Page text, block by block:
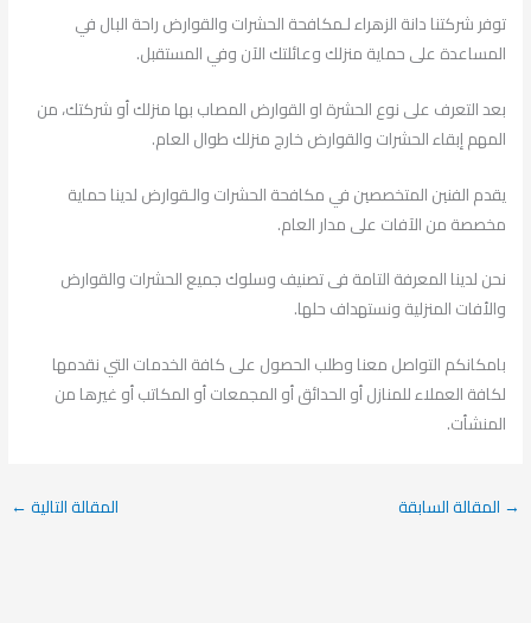
توفر شركتنا دانة الزهراء لـمكافحة الحشرات والقوارض راحة البال في
المساعدة على حماية منزلك وعائلتك الآن وفي المستقبل.
بعد التعرف على نوع الحشرة او القوارض المصاب بها منزلك أو شركتك، من
المهم إبقاء الحشرات والقوارض خارج منزلك طوال العام.
يقدم الفنين المتخصصين في مكافحة الحشرات والـقوارض لدينا حماية
مخصصة من الآفات على مدار العام.
نحن لدينا المعرفة التامة فى تصنيف وسلوك جميع الحشرات والقوارض
والأفات المنزلية ونستهداف حلها.
بامكانكم التواصل معنا وطلب الحصول على كافة الخدمات التي نقدمها
لكافة العملاء للمنازل أو الحدائق أو المجمعات أو المكاتب أو غيرها من
المنشأت.
→ المقالة السابقة المقالة التالية←